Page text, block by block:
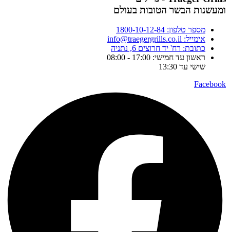
ומעשנות הבשר הטובות בעולם
מספר טלפון: 1800-10-12-84
אימייל: info@traegergrills.co.il
כתובת: רח' יד חרוצים 6, נתניה
ראשון עד חמישי: 17:00 - 08:00
שישי עד 13:30
Facebook